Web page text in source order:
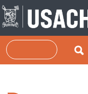
Pasar al contenido
Buscar